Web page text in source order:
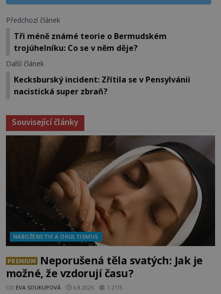
Předchozí článek
Tři méně známé teorie o Bermudském
trojúhelníku: Co se v něm děje?
Další článek
Kecksburský incident: Zřítila se v Pensylvánii
nacistická super zbraň?
Související články
NÁBOŽENSTVÍ A OKULTISMUS
PREMIUM
Neporušená těla svatých: Jak je
možné, že vzdorují času?
OD EVA SOUKUPOVÁ 6.8.2026 1.2TIS